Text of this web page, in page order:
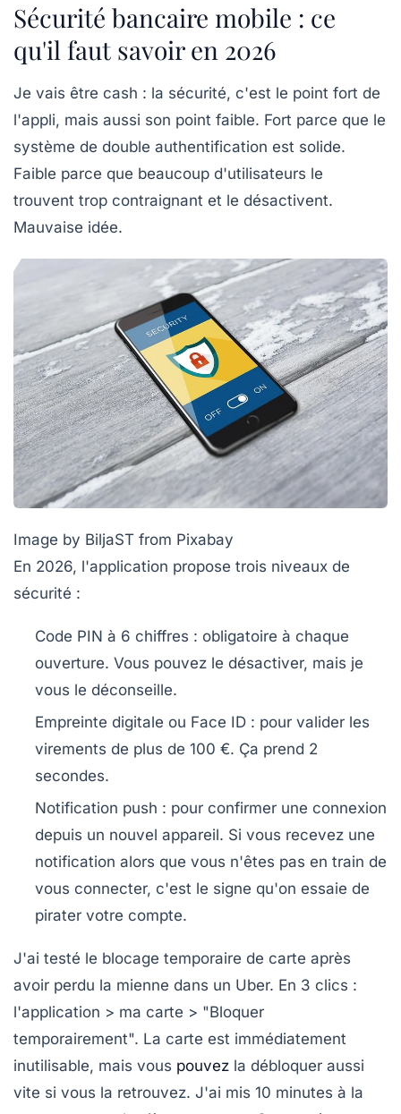
Sécurité bancaire mobile : ce
qu'il faut savoir en 2026
Je vais être cash : la sécurité, c'est le point fort de
l'appli, mais aussi son point faible. Fort parce que le
système de double authentification est solide.
Faible parce que beaucoup d'utilisateurs le
trouvent trop contraignant et le désactivent.
Mauvaise idée.
Image by BiljaST from Pixabay
En 2026, l'application propose trois niveaux de
sécurité :
Code PIN à 6 chiffres : obligatoire à chaque
ouverture. Vous pouvez le désactiver, mais je
vous le déconseille.
Empreinte digitale ou Face ID : pour valider les
virements de plus de 100 €. Ça prend 2
secondes.
Notification push : pour confirmer une connexion
depuis un nouvel appareil. Si vous recevez une
notification alors que vous n'êtes pas en train de
vous connecter, c'est le signe qu'on essaie de
pirater votre compte.
J'ai testé le blocage temporaire de carte après
avoir perdu la mienne dans un Uber. En 3 clics :
l'application > ma carte > "Bloquer
temporairement". La carte est immédiatement
inutilisable, mais vous pouvez la débloquer aussi
vite si vous la retrouvez. J'ai mis 10 minutes à la